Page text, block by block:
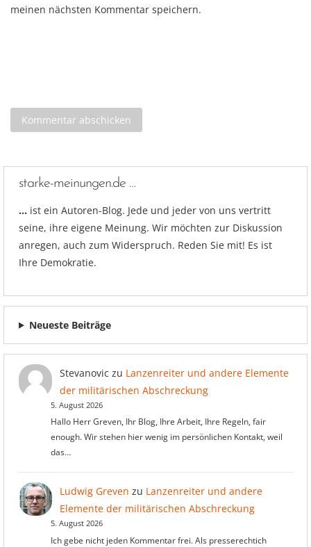
meinen nächsten Kommentar speichern.
starke-meinungen.de …
… ist ein Autoren-Blog. Jede und jeder von uns vertritt
seine, ihre eigene Meinung. Wir möchten zur Diskussion
anregen, auch zum Widerspruch. Reden Sie mit! Es ist
Ihre Demokratie.
Neueste Beiträge
Stevanovic zu Lanzenreiter und andere Elemente
der militärischen Abschreckung
5. August 2026
Hallo Herr Greven, Ihr Blog, Ihre Arbeit, Ihre Regeln, fair
enough. Wir stehen hier wenig im persönlichen Kontakt, weil
das…
Ludwig Greven zu Lanzenreiter und andere
Elemente der militärischen Abschreckung
5. August 2026
Ich gebe nicht jeden Kommentar frei. Als presserechtich